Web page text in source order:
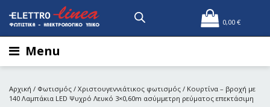
0,00 €
Menu
Αρχική / Φωτισμός / Χριστουγεννιάτικος φωτισμός / Κουρτίνα – βροχή με
140 Λαμπάκια LED Ψυχρό Λευκό 3×0,60m ασύμμετρη ρεύματος επεκτάσιμη